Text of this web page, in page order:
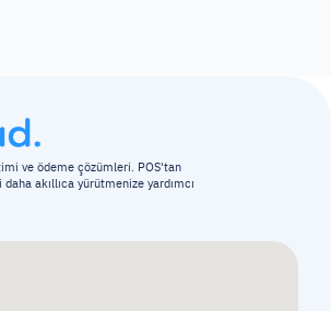
ve ödeme çözümleri. POS'tan
akıllıca yürütmenize yardımcı